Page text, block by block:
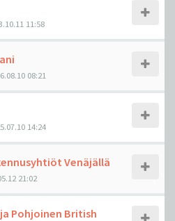
11:58
08:21
14:24
Venäjällä
21:02
ja Pohjoinen British